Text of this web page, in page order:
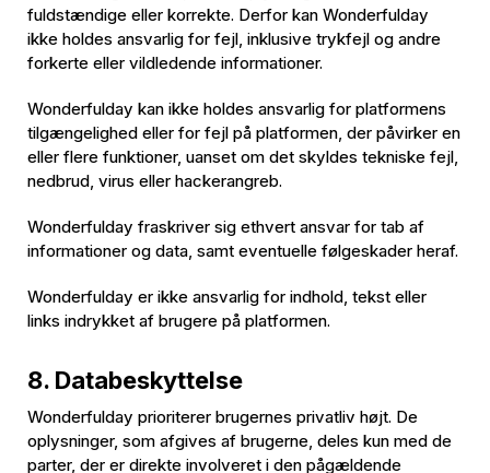
fuldstændige eller korrekte. Derfor kan Wonderfulday
ikke holdes ansvarlig for fejl, inklusive trykfejl og andre
forkerte eller vildledende informationer.
Wonderfulday kan ikke holdes ansvarlig for platformens
tilgængelighed eller for fejl på platformen, der påvirker en
eller flere funktioner, uanset om det skyldes tekniske fejl,
nedbrud, virus eller hackerangreb.
Wonderfulday fraskriver sig ethvert ansvar for tab af
informationer og data, samt eventuelle følgeskader heraf.
Wonderfulday er ikke ansvarlig for indhold, tekst eller
links indrykket af brugere på platformen.
8. Databeskyttelse
Wonderfulday prioriterer brugernes privatliv højt. De
oplysninger, som afgives af brugerne, deles kun med de
parter, der er direkte involveret i den pågældende